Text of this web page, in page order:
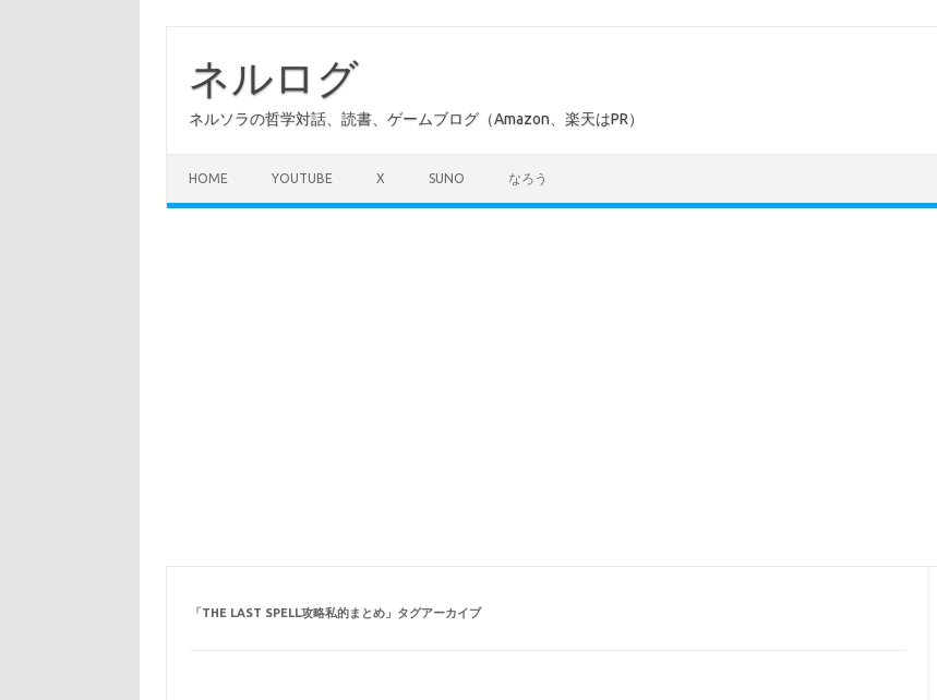
ネルログ
ネルソラの哲学対話、読書、ゲームブログ（Amazon、楽天はPR）
HOME YOUTUBE X SUNO なろう
「THE LAST SPELL攻略私的まとめ」タグアーカイブ